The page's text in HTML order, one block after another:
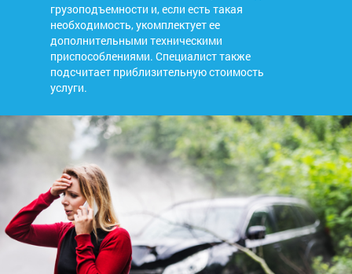
грузоподъемности и, если есть такая
необходимость, укомплектует ее
дополнительными техническими
приспособлениями. Специалист также
подсчитает приблизительную стоимость
услуги.